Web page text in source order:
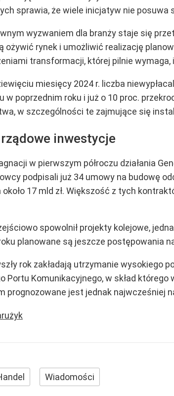
sprawia, że wiele inicjatyw nie posuwa
wyzwaniem dla branży staje się
ożywić rynek i umożliwić realizację
transformacji, której pilnie wymaga,
miesięcy 2024 r. liczba
w poprzednim roku i już o 10 proc.
w szczególności te zajmujące się
inwestycje
w pierwszym półroczu działania
podpisali już 34 umowy na budowę
17 mld zł. Większość z tych
spowolnił projekty kolejowe,
planowane są jeszcze postępowania
rok zakładają utrzymanie wysokiego
Portu Komunikacyjnego, w skład
prognozowane jest jednak najwcześniej
Wiadomości